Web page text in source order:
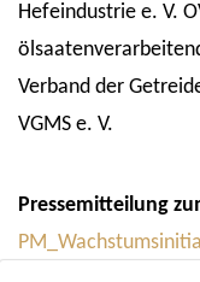
Hefeindustrie e. V.
Verband der
VGMS e. V.
Pressemitteilung